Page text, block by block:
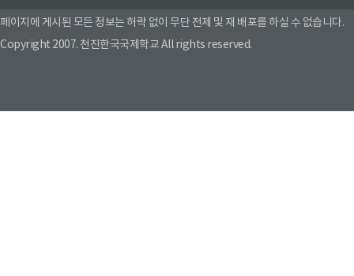
페이지에 게시된 모든 정보는 허락 없이 무단 전제 및 재 배포를 하실 수 없습니다.
Copyright 2007. 천진한국국제학교 All rights reserved.